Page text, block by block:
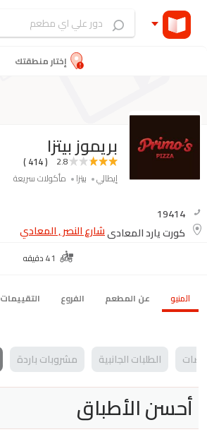
إختار منطقتك
بريموز بيتزا
2.8
( 414 )
إيطالي بيتزا مأكولات سريعة
19414
كورت يارد المعاديشارع النصر , المعادي
41 دقيقه
المنيو عن المطعم الفروع التقييمات
الطلبات الجانبية مشروبات باردة
أحسن الأطباق